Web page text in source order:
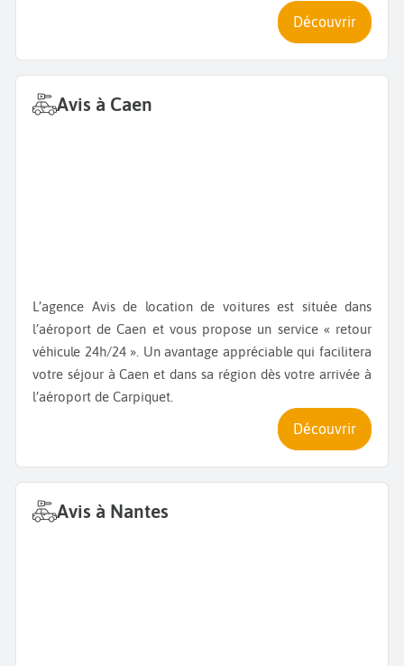
Découvrir
Avis à Caen
L’agence Avis de location de voitures est située dans
l’aéroport de Caen et vous propose un service « retour
véhicule 24h/24 ». Un avantage appréciable qui facilitera
votre séjour à Caen et dans sa région dès votre arrivée à
l’aéroport de Carpiquet.
Découvrir
Avis à Nantes